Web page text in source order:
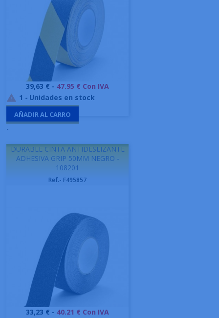
Precio
39,63 € - 47.95 € Con IVA
 1 - Unidades en stock
AÑADIR AL CARRO
-
DURABLE CINTA ANTIDESLIZANTE
ADHESIVA GRIP 50MM NEGRO -
108201
Ref.- F495857
Precio
33,23 € - 40.21 € Con IVA